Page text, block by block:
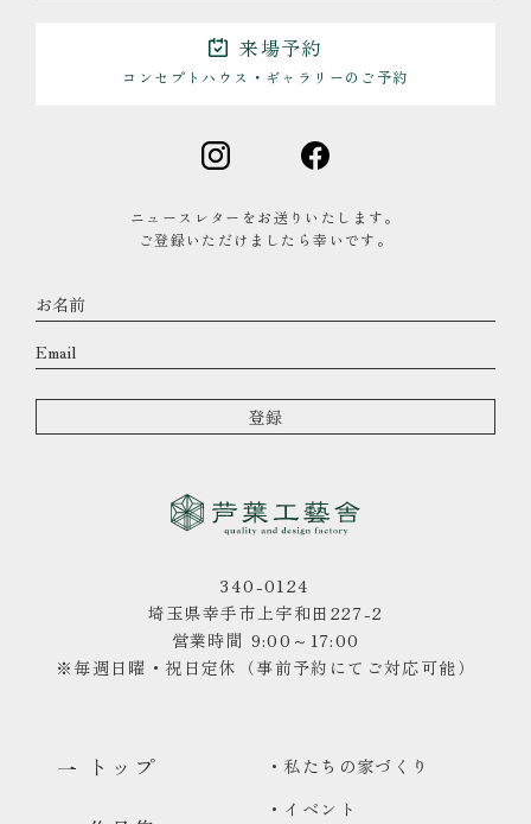
来場予約
コンセプトハウス・ギャラリーのご予約
ニュースレターをお送りいたします。
ご登録いただけましたら幸いです。
340-0124
埼玉県幸手市上宇和田227-2
営業時間 9:00～17:00
※毎週日曜・祝日定休（事前予約にてご対応可能）
トップ
・私たちの家づくり
・イベント